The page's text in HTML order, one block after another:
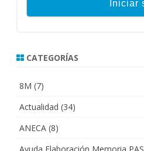
CATEGORÍAS
8M (7)
Actualidad (34)
ANECA (8)